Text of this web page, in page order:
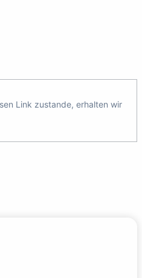
Link zustande, erhalten wir